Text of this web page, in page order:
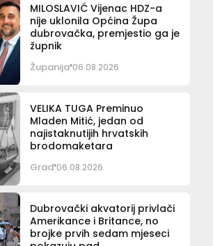
MILOSLAVIĆ Vijenac HDZ-a
nije uklonila Općina Župa
dubrovačka, premjestio ga je
župnik
Županija 06.08.2026
VELIKA TUGA Preminuo
Mladen Mitić, jedan od
najistaknutijih hrvatskih
brodomaketara
Grad 06.08.2026
Dubrovački akvatorij privlači
Amerikance i Britance, no
brojke prvih sedam mjeseci